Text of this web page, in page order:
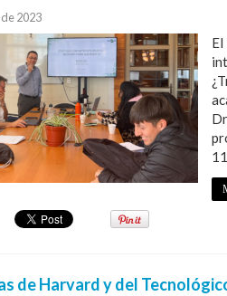
2023
de Harvard y del